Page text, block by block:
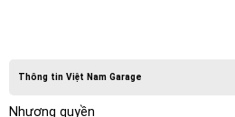
Thông tin Việt Nam Garage
Nhượng quyền